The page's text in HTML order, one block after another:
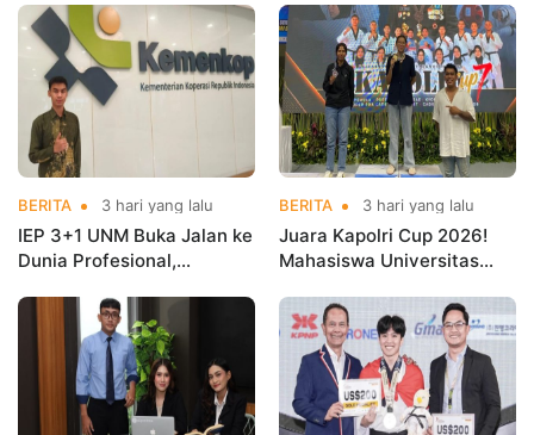
BERITA 3 hari yang lalu
IEP 3+1 UNM Buka Jalan ke
Dunia Profesional,
Kementerian Koperasi
BERITA 3 hari yang lalu
Juara Kapolri Cup 2026!
Mahasiswa Universitas
Nama Kampus di Kejurnas
Taekwondo